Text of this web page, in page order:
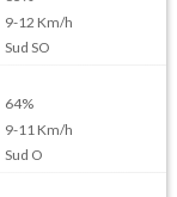
9-12 Km/h
Sud SO
64%
9-11 Km/h
Sud O